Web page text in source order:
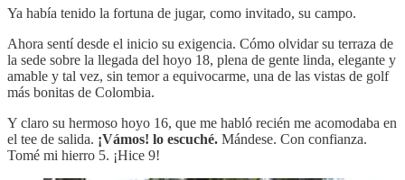
Ya había tenido la fortuna de jugar, como invitado, su campo.
Ahora sentí desde el inicio su exigencia. Cómo olvidar su terraza de
la sede sobre la llegada del hoyo 18, plena de gente linda, elegante y
amable y tal vez, sin temor a equivocarme, una de las vistas de golf
más bonitas de Colombia.
Y claro su hermoso hoyo 16, que me habló recién me acomodaba en
el tee de salida. ¡Vámos! lo escuché. Mándese. Con confianza.
Tomé mi hierro 5. ¡Hice 9!